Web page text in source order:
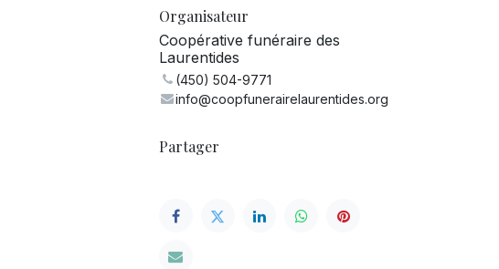
Organisateur
Coopérative funéraire des
Laurentides
(450) 504-9771
info@coopfunerairelaurentides.org
Partager